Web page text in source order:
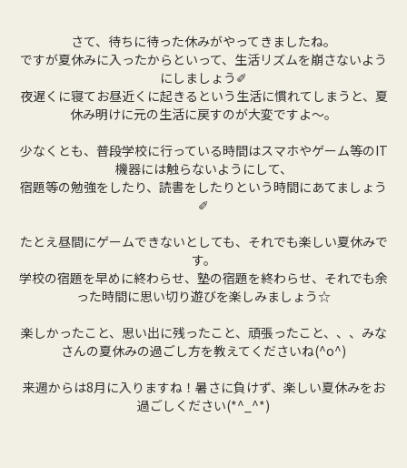
さて、待ちに待った休みがやってきましたね。
ですが夏休みに入ったからといって、生活リズムを崩さないよう
にしましょう✐
夜遅くに寝てお昼近くに起きるという生活に慣れてしまうと、夏
休み明けに元の生活に戻すのが大変ですよ～。
少なくとも、普段学校に行っている時間はスマホやゲーム等のIT
機器には触らないようにして、
宿題等の勉強をしたり、読書をしたりという時間にあてましょう
✐
たとえ昼間にゲームできないとしても、それでも楽しい夏休みで
す。
学校の宿題を早めに終わらせ、塾の宿題を終わらせ、それでも余
った時間に思い切り遊びを楽しみましょう☆
楽しかったこと、思い出に残ったこと、頑張ったこと、、、みな
さんの夏休みの過ごし方を教えてくださいね(^o^)
来週からは8月に入りますね！暑さに負けず、楽しい夏休みをお
過ごしください(*^_^*)